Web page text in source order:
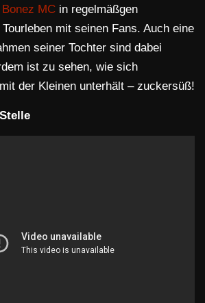
Bonez MC in regelmäßgen
mit seinen Fans. Auch eine
seiner Tochter sind dabei
ist zu sehen, wie sich
mit der Kleinen unterhält – zuckersüß!